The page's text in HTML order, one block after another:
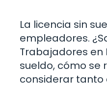
La licencia sin
empleadores.
Trabajadores en
sueldo, cómo se
considerar tanto